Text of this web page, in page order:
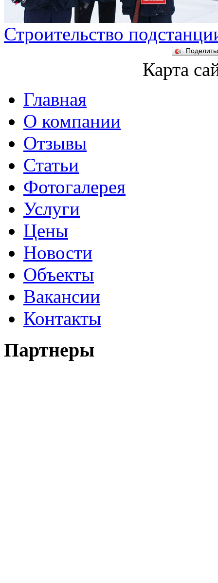
Строительство
Карта
Главная
О компании
Отзывы
Статьи
Фотогалерея
Услуги
Цены
Новости
Объекты
Вакансии
Контакты
Партнеры